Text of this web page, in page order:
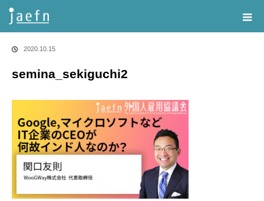
告知・記事一覧
2020.10.15
semina_sekiguchi2